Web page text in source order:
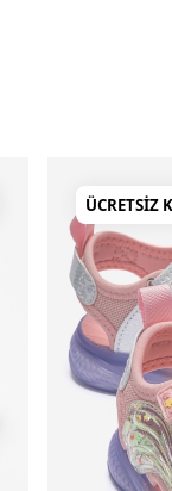
ÜCRETSIZ